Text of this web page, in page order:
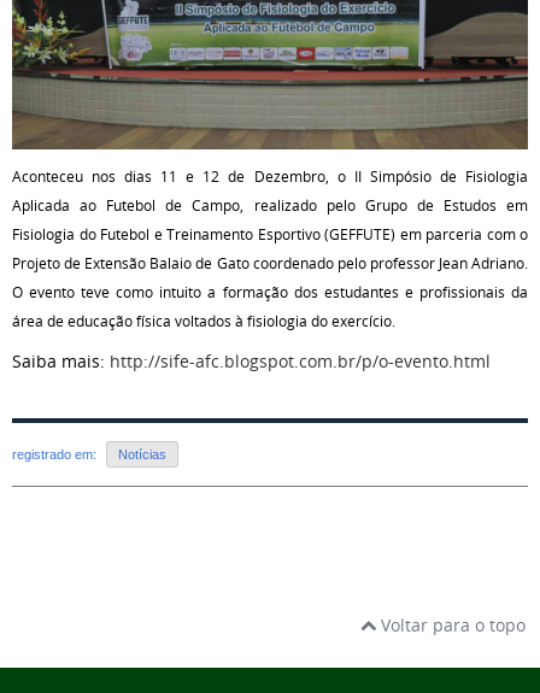
Aconteceu nos dias 11 e 12 de Dezembro, o II Simpósio de Fisiologia
Aplicada ao Futebol de Campo, realizado pelo Grupo de Estudos em
Fisiologia do Futebol e Treinamento Esportivo (GEFFUTE) em parceria com o
Projeto de Extensão Balaio de Gato coordenado pelo professor Jean Adriano.
O evento teve como intuito a formação dos estudantes e profissionais da
área de educação física voltados à fisiologia do exercício.
Saiba mais: http://sife-afc.blogspot.com.br/p/o-evento.html
registrado em: Notícias
Voltar para o topo